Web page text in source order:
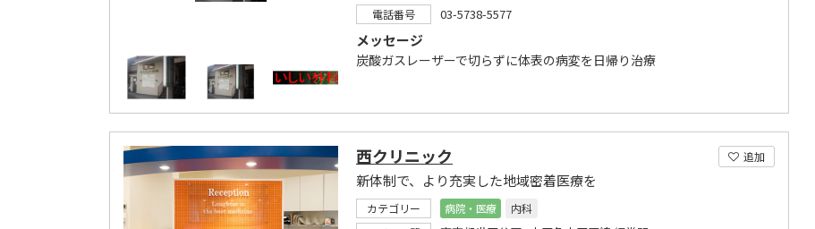
電話番号 03-5738-5577
メッセージ
炭酸ガスレーザーで切らずに体表の病変を日帰り治療
追加
西クリニック
新体制で、より充実した地域密着医療を
カテゴリー 病院・医療
内科